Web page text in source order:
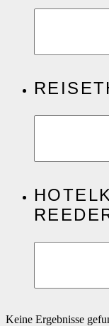
Keine Ergebnisse